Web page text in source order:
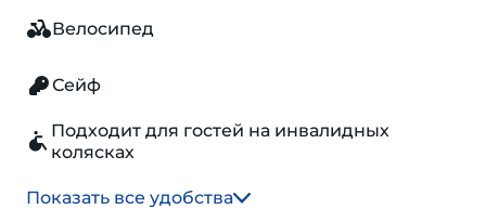
Велосипед
Сейф
Подходит для гостей на инвалидных
колясках
Показать все удобства